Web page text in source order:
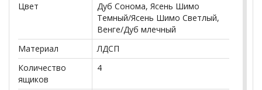
Цвет
Дуб Сонома, Ясень Шимо
Темный/Ясень Шимо Светлый,
Венге/Дуб млечный
Материал
ЛДСП
Количество
ящиков
4